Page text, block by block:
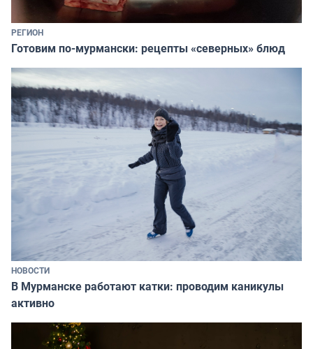
РЕГИОН
Готовим по-мурмански: рецепты «северных» блюд
НОВОСТИ
В Мурманске работают катки: проводим каникулы
активно